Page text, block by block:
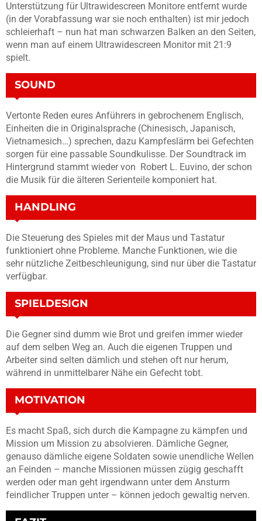
Unterstützung für Ultrawidescreen Monitore entfernt wurde
(in der Vorabfassung war sie noch enthalten) ist mir jedoch
schleierhaft – nun hat man schwarzen Balken an den Seiten,
wenn man auf einem Ultrawidescreen Monitor mit 21:9
spielt.
SOUND
Vertonte Reden eures Anführers in gebrochenem Englisch,
Einheiten die in Originalsprache (Chinesisch, Japanisch,
Vietnamesich…) sprechen, dazu Kampfeslärm bei Gefechten
sorgen für eine passable Soundkulisse. Der Soundtrack im
Hintergrund stammt wieder von Robert L. Euvino, der schon
die Musik für die älteren Serienteile komponiert hat.
HANDLING
Die Steuerung des Spieles mit der Maus und Tastatur
funktioniert ohne Probleme. Manche Funktionen, wie die
sehr nützliche Zeitbeschleunigung, sind nur über die Tastatur
verfügbar.
SPIELDESIGN
Die Gegner sind dumm wie Brot und greifen immer wieder
auf dem selben Weg an. Auch die eigenen Truppen und
Arbeiter sind selten dämlich und stehen oft nur herum,
während in unmittelbarer Nähe ein Gefecht tobt.
MOTIVATION
Es macht Spaß, sich durch die Kampagne zu kämpfen und
Mission um Mission zu absolvieren. Dämliche Gegner,
genauso dämliche eigene Soldaten sowie unendliche Wellen
an Feinden – manche Missionen müssen zügig geschafft
werden oder man geht irgendwann unter dem Ansturm
feindlicher Truppen unter – können jedoch gewaltig nerven.